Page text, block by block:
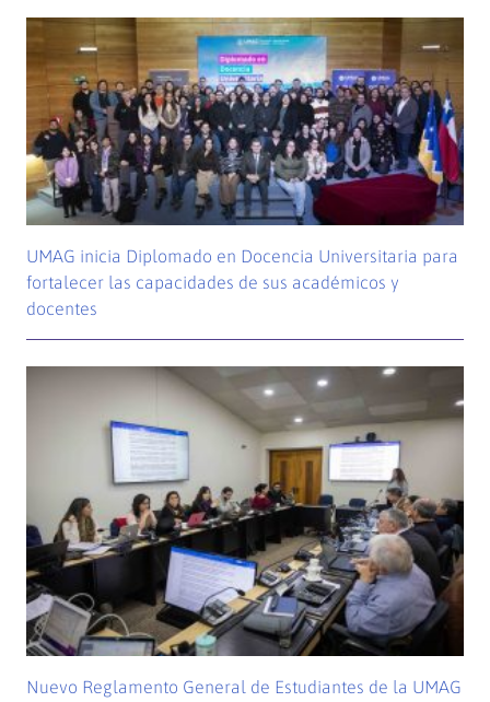
UMAG inicia Diplomado en Docencia Universitaria para
fortalecer las capacidades de sus académicos y
docentes
Nuevo Reglamento General de Estudiantes de la UMAG